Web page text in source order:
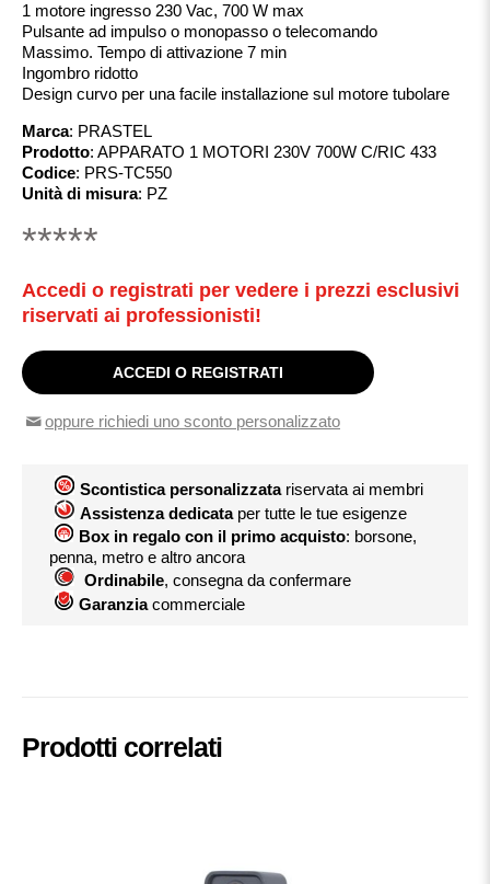
1 motore ingresso 230 Vac, 700 W max
Pulsante ad impulso o monopasso o telecomando
Massimo. Tempo di attivazione 7 min
Ingombro ridotto
Design curvo per una facile installazione sul motore tubolare
Marca: PRASTEL
Prodotto: APPARATO 1 MOTORI 230V 700W C/RIC 433
Codice: PRS-TC550
Unità di misura: PZ
*****
Accedi o registrati per vedere i prezzi esclusivi
riservati ai professionisti!
ACCEDI O REGISTRATI
oppure richiedi uno sconto personalizzato
Scontistica personalizzatariservata ai membri
Assistenza dedicataper tutte le tue esigenze
Box in regalo con il primo acquisto: borsone,
penna, metro e altro ancora
Ordinabile, consegna da confermare
Garanziacommerciale
Prodotti correlati